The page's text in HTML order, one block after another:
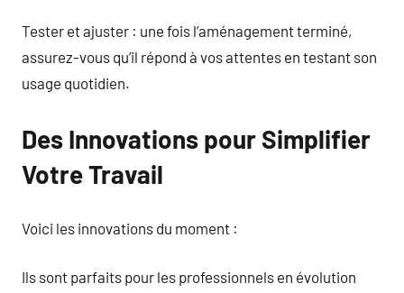
Tester et ajuster : une fois l’aménagement terminé,
assurez-vous qu’il répond à vos attentes en testant son
usage quotidien.
Des Innovations pour Simplifier
Votre Travail
Voici les innovations du moment :
Ils sont parfaits pour les professionnels en évolution